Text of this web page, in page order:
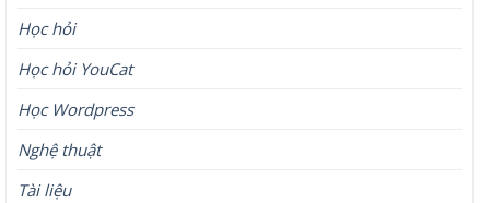
Học hỏi
Học hỏi YouCat
Học Wordpress
Nghệ thuật
Tài liệu